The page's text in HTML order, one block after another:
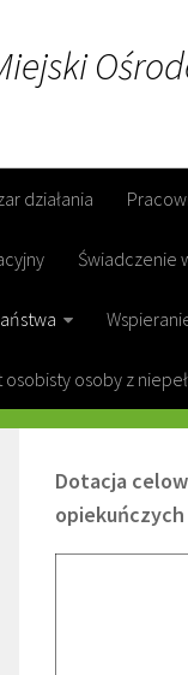
działania
Świadczenie
osobisty osoby z
DOTACJA
Dotacja
opiekuńczych